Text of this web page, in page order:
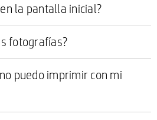
la pantalla inicial?
fotografías?
puedo imprimir con mi